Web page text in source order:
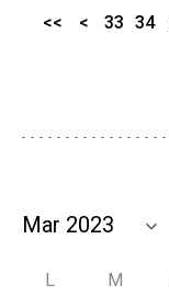
<< < 33 34
L M